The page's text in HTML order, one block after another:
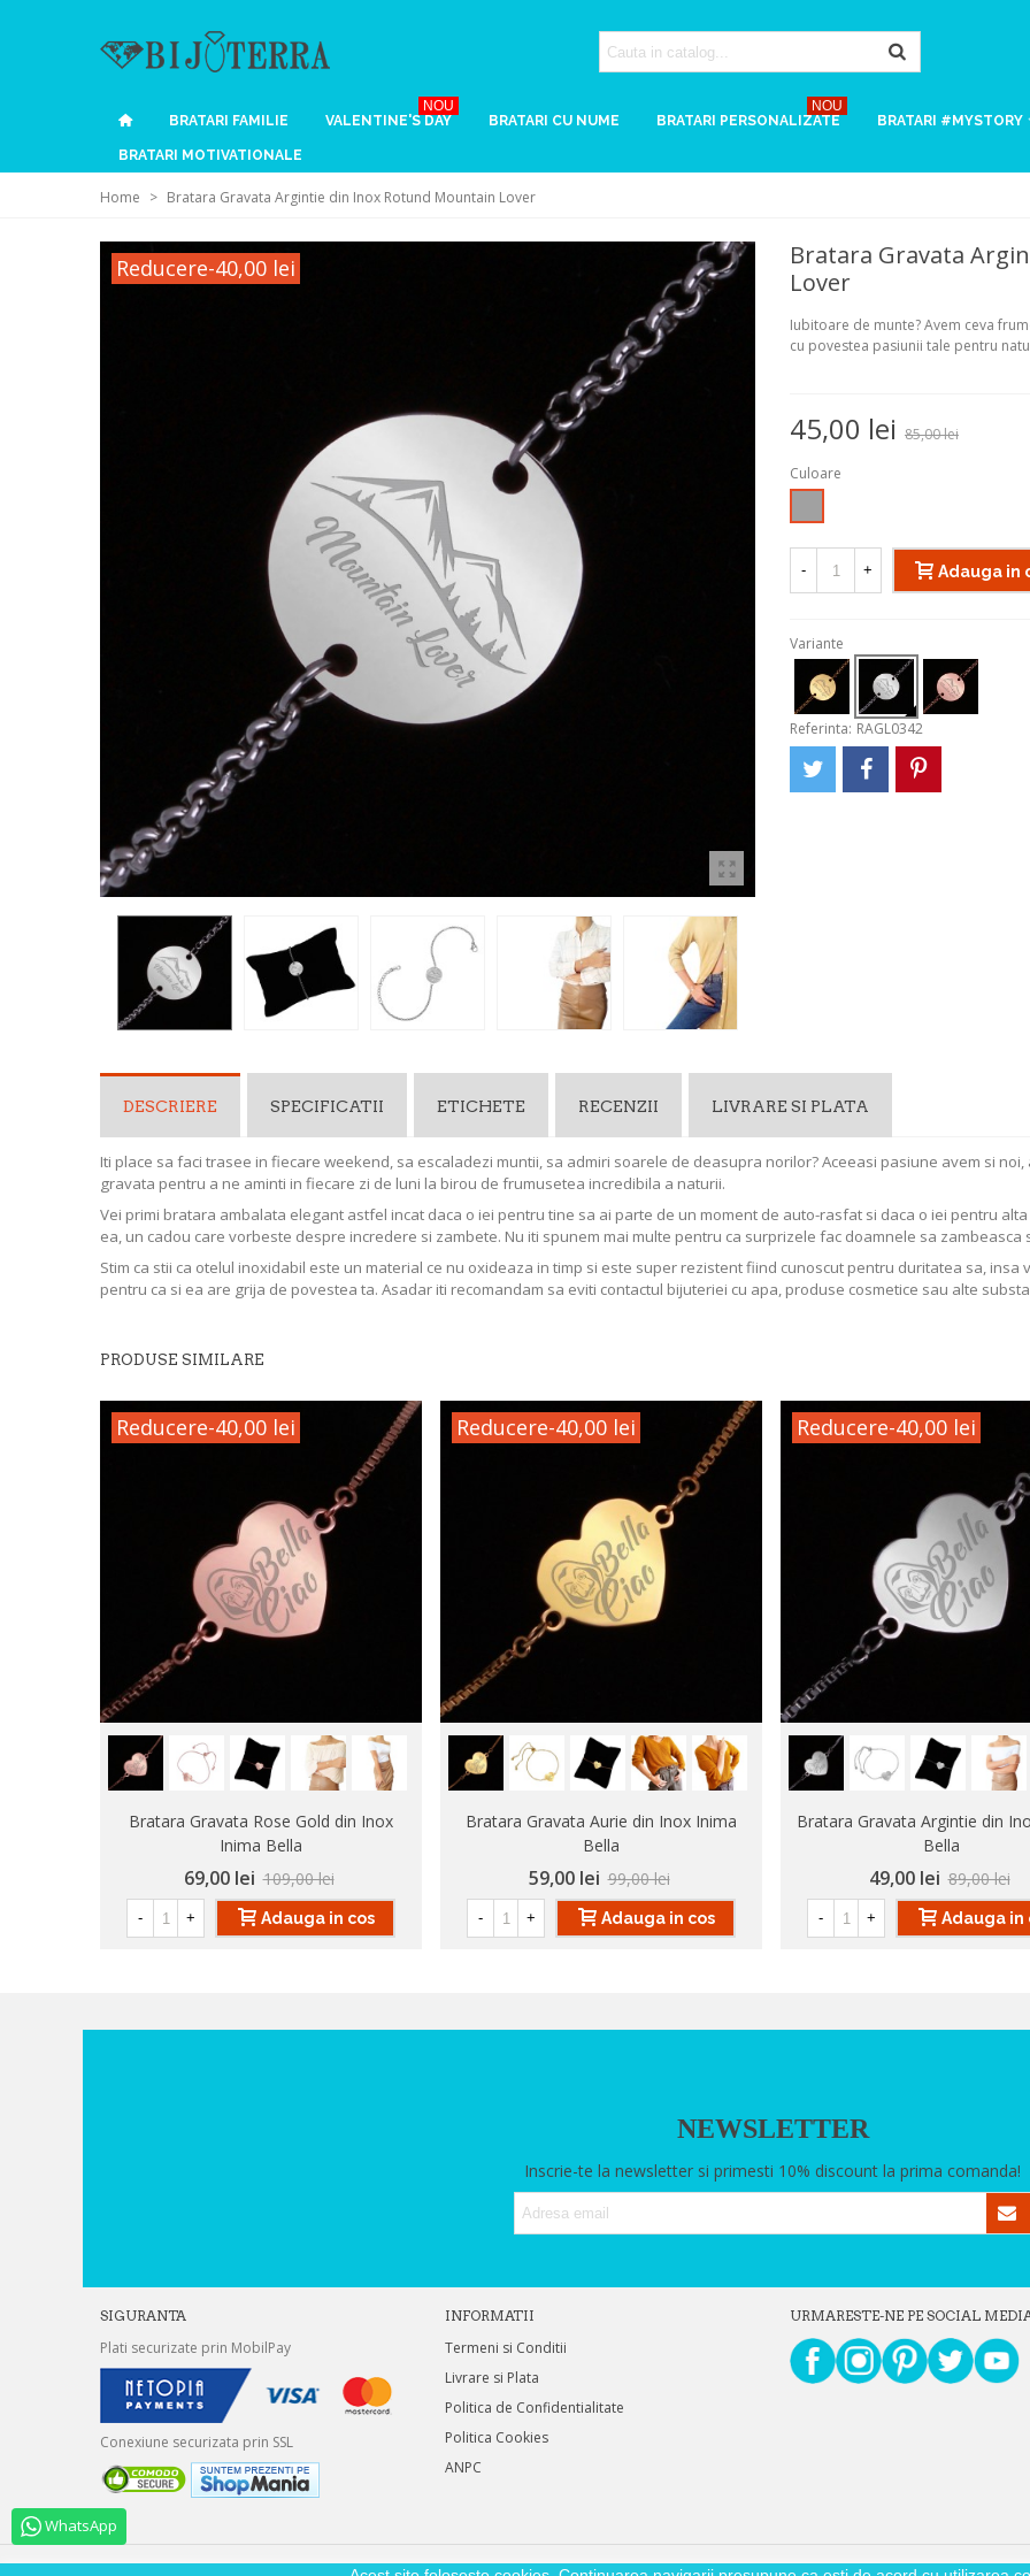
WhatsApp
BRATARI FAMILIE VALENTINE'S DAY
NOU
BRATARI CU NUME
BRATARI PERSONALIZATE
NOU
BRATARI #MYSTORY
BRATARI MOTIVATIONALE
Home > Bratara Gravata Argintie din Inox Rotund Mountain Lover
Reducere-40,00 lei
Bratara Gravata
Lover
Iubitoare de munte? Avem ceva
cu povestea pasiunii tale pentru
45,00 lei 85,00 lei
Culoare
- + Adauga in
Variante
Referinta: RAGL0342
DESCRIERE SPECIFICATII ETICHETE RECENZII LIVRARE SI PLATA
Iti place sa faci trasee in fiecare weekend, sa escaladezi muntii, sa admiri soarele de deasupra norilor? Aceeasi pasiune avem si
gravata pentru a ne aminti in fiecare zi de luni la birou de frumusetea incredibila a naturii.
Vei primi bratara ambalata elegant astfel incat daca o iei pentru tine sa ai parte de un moment de auto-rasfat si daca o iei pentru
ea, un cadou care vorbeste despre incredere si zambete. Nu iti spunem mai multe pentru ca surprizele fac doamnele sa zambeasca
Stim ca stii ca otelul inoxidabil este un material ce nu oxideaza in timp si este super rezistent fiind cunoscut pentru duritatea sa,
pentru ca si ea are grija de povestea ta. Asadar iti recomandam sa eviti contactul bijuteriei cu apa, produse cosmetice sau alte
PRODUSE SIMILARE
Reducere-40,00 lei
Bratara Gravata Rose Gold din Inox
Inima Bella
69,00 lei 109,00 lei
- + Adauga in cos
Reducere-40,00 lei
Bratara Gravata Aurie din Inox Inima
Bella
59,00 lei 99,00 lei
- + Adauga in cos
Reducere-40,00 lei
Bratara Gravata Argintie din
Bella
49,00 lei 89,00 lei
- + Adauga in
NEWSLETTER
Inscrie-te la newsletter si primesti 10% discount la prima comanda!
SIGURANTA
Plati securizate prin MobilPay
Conexiune securizata prin SSL
INFORMATII
Termeni si Conditii
Livrare si Plata
Politica de Confidentialitate
Politica Cookies
ANPC
URMARESTE-NE PE SOCIAL